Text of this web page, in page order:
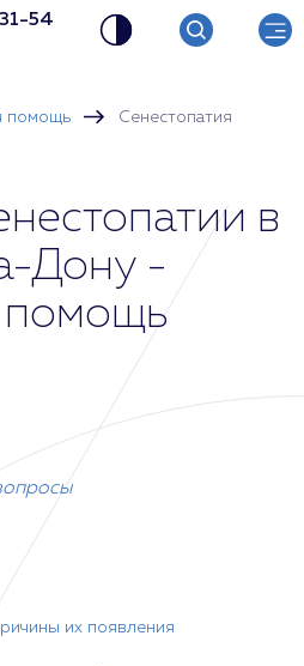
54
помощь Сенестопатия
в
Дону -
помощь
их появления